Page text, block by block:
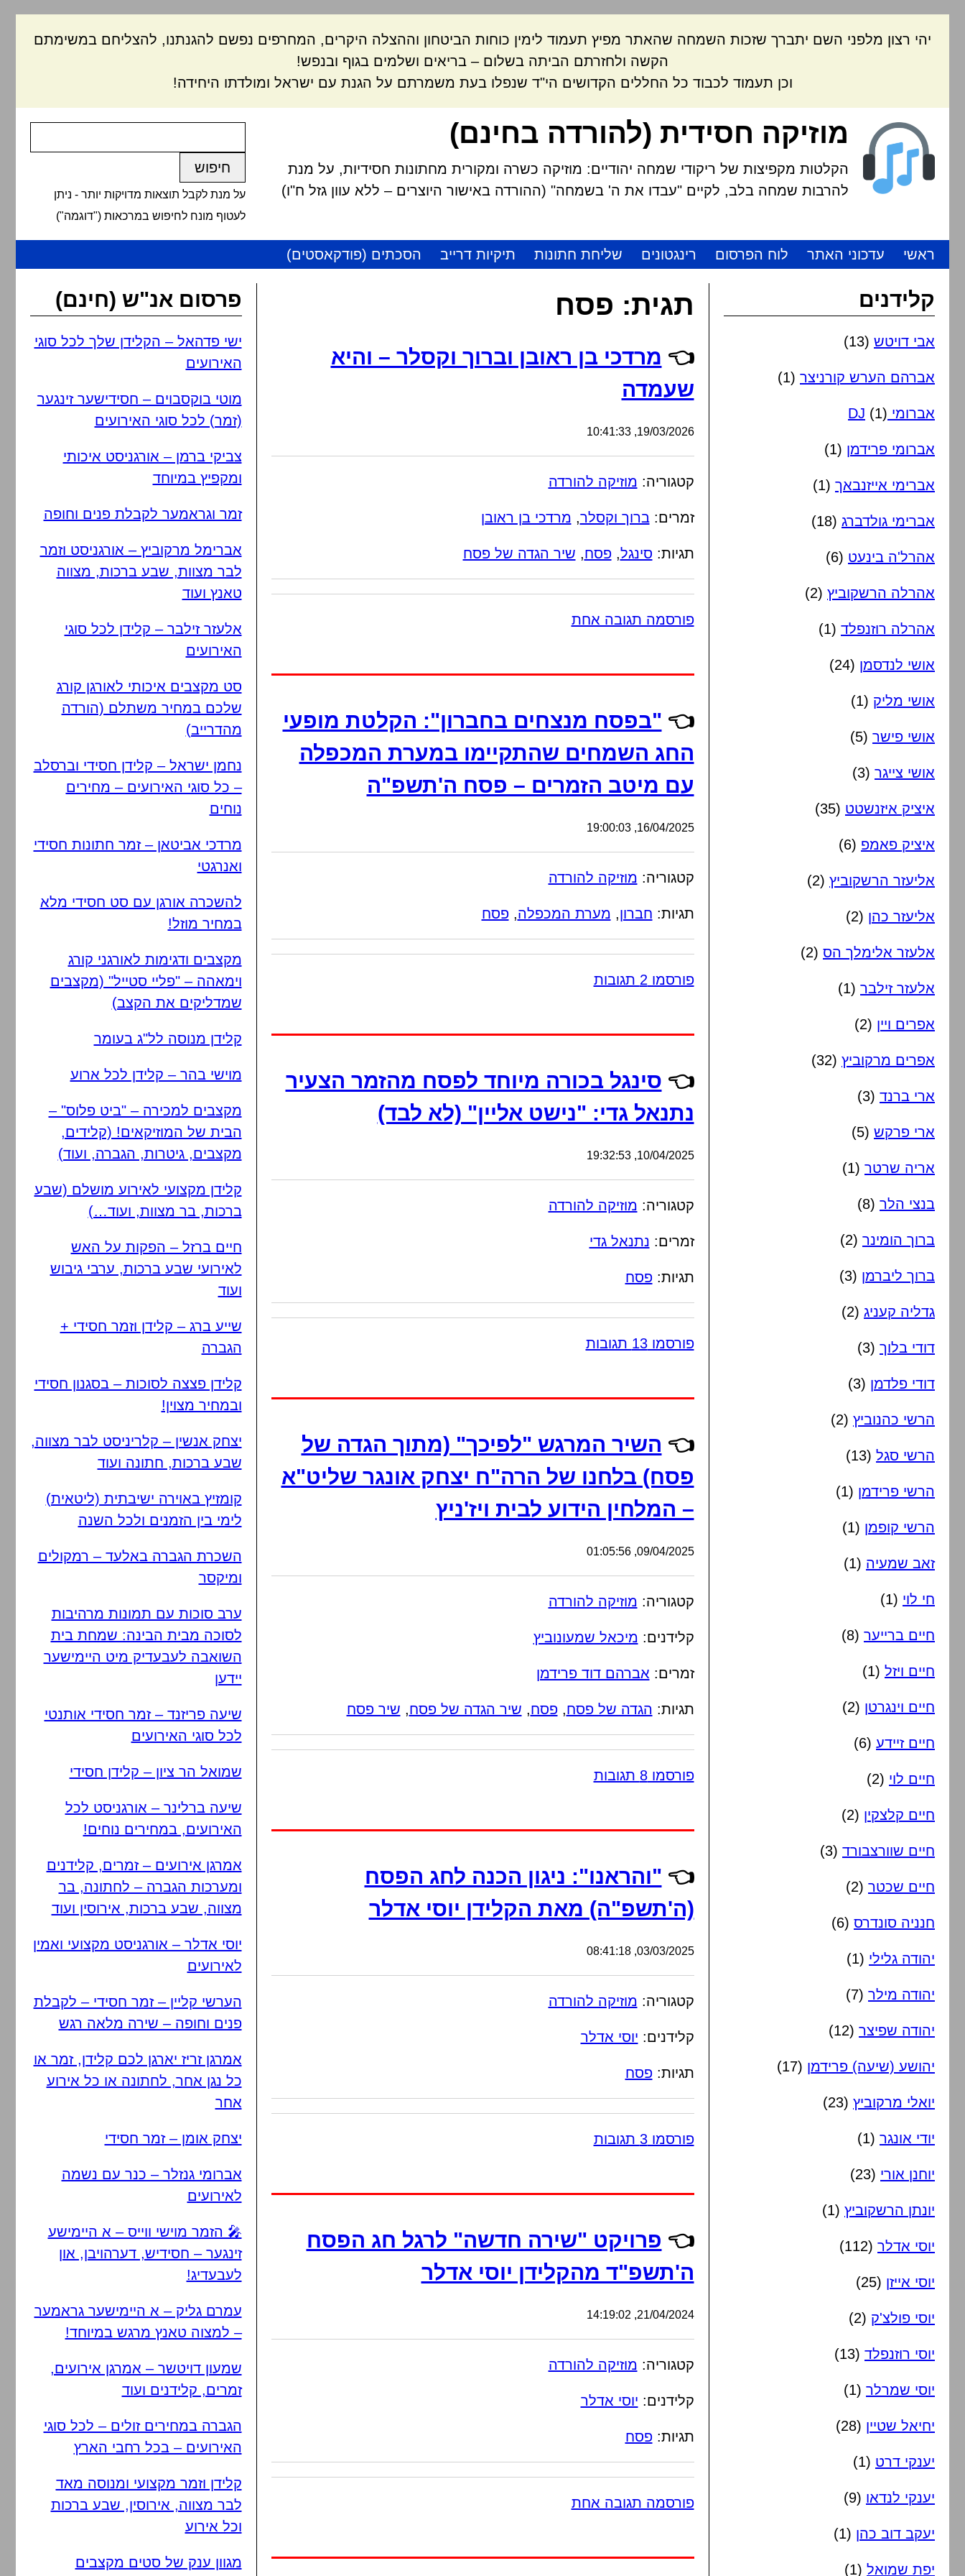
יהי רצון מלפני השם יתברך שזכות השמחה שהאתר מפיץ תעמוד לימין כוחות הביטחון וההצלה היקרים, המחרפים נפשם להגנתנו, להצליחם במשימתם
הקשה ולחזרתם הביתה בשלום – בריאים ושלמים בגוף ובנפש!
וכן תעמוד לכבוד כל החללים הקדושים הי"ד שנפלו בעת משמרתם על הגנת עם ישראל ומולדתו היחידה!
מוזיקה חסידית (להורדה בחינם)
הקלטות מקפיצות של ריקודי שמחה יהודיים: מוזיקה כשרה ומקורית מחתונות חסידיות, על מנת
להרבות שמחה בלב, לקיים "עבדו את ה' בשמחה" (ההורדה באישור היוצרים – ללא עוון גזל ח"ו)
על מנת לקבל תוצאות מדויקות יותר - ניתן
לעטוף מונח לחיפוש במרכאות ("דוגמה")
ראשי עדכוני האתר לוח הפרסום רינגטונים שליחת חתונות תיקיות דרייב הסכתים (פודקאסטים)
תגית: פסח
👈 מרדכי בן ראובן וברוך וקסלר – והיא
שעמדה
19/03/2026, 10:41:33
קטגוריה: מוזיקה להורדה
זמרים:ברוך וקסלר, מרדכי בן ראובן
תגיות: סינגל,פסח, שיר הגדה של פסח
פורסמה תגובה אחת
👈 "בפסח מנצחים בחברון": הקלטת מופעי
החג השמחים שהתקיימו במערת המכפלה
עם מיטב הזמרים – פסח ה'תשפ"ה
16/04/2025, 19:00:03
קטגוריה: מוזיקה להורדה
תגיות: חברון, מערת המכפלה,פסח
פורסמו 2 תגובות
👈 סינגל בכורה מיוחד לפסח מהזמר הצעיר
נתנאל גדי: "נישט אליין" (לא לבד)
10/04/2025, 19:32:53
קטגוריה: מוזיקה להורדה
זמרים: נתנאל גדי
תגיות:פסח
פורסמו 13 תגובות
👈 השיר המרגש "לפיכך" (מתוך הגדה של
פסח) בלחנו של הרה"ח יצחק אונגר שליט"א
– המלחין הידוע לבית ויז'ניץ
09/04/2025, 01:05:56
קטגוריה: מוזיקה להורדה
קלידנים: מיכאל שמעונוביץ
זמרים: אברהם דוד פרידמן
תגיות: הגדה של פסח,פסח, שיר הגדה של פסח, שיר פסח
פורסמו 8 תגובות
👈 "והראנו": ניגון הכנה לחג הפסח
(ה'תשפ"ה) מאת הקלידן יוסי אדלר
03/03/2025, 08:41:18
קטגוריה: מוזיקה להורדה
קלידנים: יוסי אדלר
תגיות:פסח
פורסמו 3 תגובות
👈 פרויקט "שירה חדשה" לרגל חג הפסח
ה'תשפ"ד מהקלידן יוסי אדלר
21/04/2024, 14:19:02
קטגוריה: מוזיקה להורדה
קלידנים: יוסי אדלר
תגיות:פסח
פורסמה תגובה אחת
קלידנים
אבי דויטש (13)
אברהם הערש קורניצר (1)
אברומי DJ (1)
אברומי פרידמן (1)
אברימי אייזנבאך (1)
אברימי גולדברג (18)
אהרל'ה בינעט (6)
אהרלה הרשקוביץ (2)
אהרלה רוזנפלד (1)
אושי לנדסמן (24)
אושי מליק (1)
אושי פישר (5)
אושי צייגר (3)
איציק איזנשטט (35)
איציק פאמפ (6)
אליעזר הרשקוביץ (2)
אליעזר כהן (2)
אלעזר אלימלך הס (2)
אלעזר זילבר (1)
אפרים ויין (2)
אפרים מרקוביץ (32)
ארי ברנד (3)
ארי פרקש (5)
אריה שרטר (1)
בנצי הלר (8)
ברוך הומינר (2)
ברוך ליברמן (3)
גדליה קעניג (2)
דודי בלוך (3)
דודי פלדמן (3)
הרשי כהנוביץ (2)
הרשי סגל (13)
הרשי פרידמן (1)
הרשי קופמן (1)
זאב שמעיה (1)
חי לוי (1)
חיים ברייער (8)
חיים ויזל (1)
חיים וינגרטן (2)
חיים זיידע (6)
חיים לוי (2)
חיים קלצקין (2)
חיים שוורצבורד (3)
חיים שכטר (2)
חנניה סונדרס (6)
יהודה גלילי (1)
יהודה מילר (7)
יהודה שפיצר (12)
יהושע (שיעה) פרידמן (17)
יואלי מרקוביץ (23)
יודי אונגר (1)
יוחנן אורי (23)
יונתן הרשקוביץ (1)
יוסי אדלר (112)
יוסי אייזן (25)
יוסי פולצ'ק (2)
יוסי רוזנפלד (13)
יוסי שמרלר (1)
יחיאל שטיין (28)
יענקי דרט (1)
יענקי לנדאו (9)
יעקב דוב כהן (1)
יפת שמואל (1)
פרסום אנ"ש (חינם)
ישי פדהאל – הקלידן שלך לכל סוגי
האירועים
מוטי בוקסבוים – חסידישער זינגער
(זמר) לכל סוגי האירועים
צביקי ברמן – אורגניסט איכותי
ומקפיץ במיוחד
זמר וגראמער לקבלת פנים וחופה
אברימל מרקוביץ – אורגניסט וזמר
לבר מצוות, שבע ברכות, מצווה
טאנץ ועוד
אלעזר זילבר – קלידן לכל סוגי
האירועים
סט מקצבים איכותי לאורגן קורג
שלכם במחיר משתלם (הורדה
מהדרייב)
נחמן ישראל – קלידן חסידי וברסלב
– כל סוגי האירועים – מחירים
נוחים
מרדכי אביטאן – זמר חתונות חסידי
ואנרגטי
להשכרה אורגן עם סט חסידי מלא
במחיר מוזל!
מקצבים ודגימות לאורגני קורג
וימאהה – "פליי סטייל" (מקצבים
שמדליקים את הקצב)
קלידן מנוסה לל"ג בעומר
מוישי בהר – קלידן לכל ארוע
מקצבים למכירה – "ביט פלוס" –
הבית של המוזיקאים! (קלידים,
מקצבים, גיטרות, הגברה, ועוד)
קלידן מקצועי לאירוע מושלם (שבע
ברכות, בר מצוות, ועוד…)
חיים ברזל – הפקות על האש
לאירועי שבע ברכות, ערבי גיבוש
ועוד
שייע ברג – קלידן וזמר חסידי +
הגברה
קלידן פצצה לסוכות – בסגנון חסידי
ובמחיר מצוין!
יצחק אנשין – קלריניסט לבר מצווה,
שבע ברכות, חתונה ועוד
קומזיץ באוירה ישיבתית (ליטאית)
לימי בין הזמנים ולכל השנה
השכרת הגברה באלעד – רמקולים
ומיקסר
ערב סוכות עם תמונות מרהיבות
לסוכה מבית הבינה: שמחת בית
השואבה לעבעדיק מיט היימישער
יידען
שיעה פריזנד – זמר חסידי אותנטי
לכל סוגי האירועים
שמואל הר ציון – קלידן חסידי
שיעה ברלינר – אורגניסט לכל
האירועים, במחירים נוחים!
אמרגן אירועים – זמרים, קלידנים
ומערכות הגברה – לחתונה, בר
מצווה, שבע ברכות, אירוסין ועוד
יוסי אדלר – אורגניסט מקצועי ואמין
לאירועים
הערשי קליין – זמר חסידי – לקבלת
פנים וחופה – שירה מלאה רגש
אמרגן זריז יארגן לכם קלידן, זמר או
כל נגן אחר, לחתונה או כל אירוע
אחר
יצחק אומן – זמר חסידי
אברומי גנזלר – כנר עם נשמה
לאירועים
🎤 הזמר מוישי ווייס – א היימישע
זינגער – חסידיש, דערהויבן, און
לעבעדיג!
עמרם גליק – א היימישער גראמער
– למצוה טאנץ מרגש במיוחד!
שמעון דויטשר – אמרגן אירועים,
זמרים, קלידנים ועוד
הגברה במחירים זולים – לכל סוגי
האירועים – בכל רחבי הארץ
קלידן וזמר מקצועי ומנוסה מאד
לבר מצווה, אירוסין, שבע ברכות
וכל אירוע
מגוון ענק של סטים מקצבים